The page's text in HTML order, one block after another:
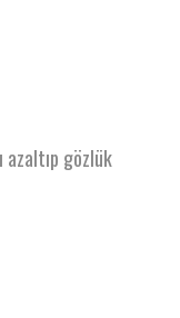
azaltıp gözlük